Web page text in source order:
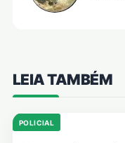
LEIA TAMBÉM
POLICIAL